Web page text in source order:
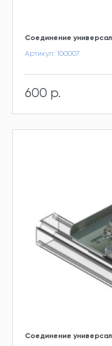
Соединение
Артикул: 100007
600 р.
Соединение